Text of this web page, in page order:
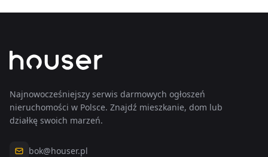
wszystkie
Najnowocześniejszy serwis darmowych ogłoszeń
nieruchomości w Polsce. Znajdź mieszkanie, dom lub
działkę swoich marzeń.
bok@houser.pl